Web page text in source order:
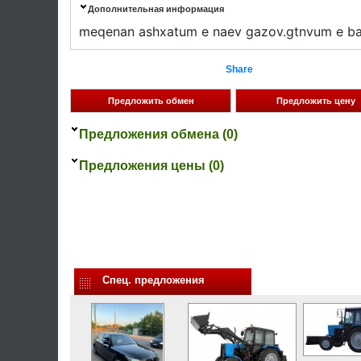
Дополнительная информация
meqenan ashxatum e naev gazov.gtnvum e
Share
Предложения обмена (0)
Предложения цены (0)
Спец. предложения